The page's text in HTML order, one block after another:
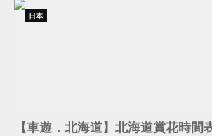
日本
【車遊．北海道】北海道賞花時間